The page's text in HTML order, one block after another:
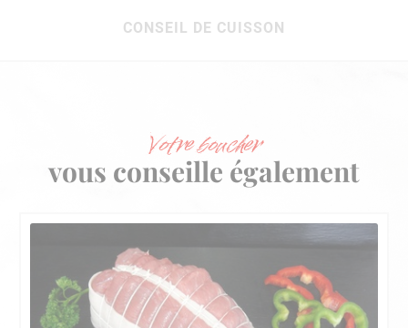
CONSEIL DE CUISSON
Votre boucher
vous conseille également